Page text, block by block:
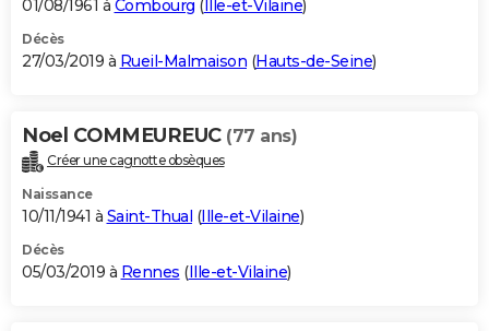
01/08/1961 à Combourg ( Ille-et-Vilaine)
Décès
27/03/2019 à Rueil-Malmaison (Hauts-de-Seine)
Noel COMMEUREUC (77 ans)
Créer une cagnotte obsèques
Naissance
10/11/1941 à Saint-Thual (Ille-et-Vilaine)
Décès
05/03/2019 à Rennes (Ille-et-Vilaine)